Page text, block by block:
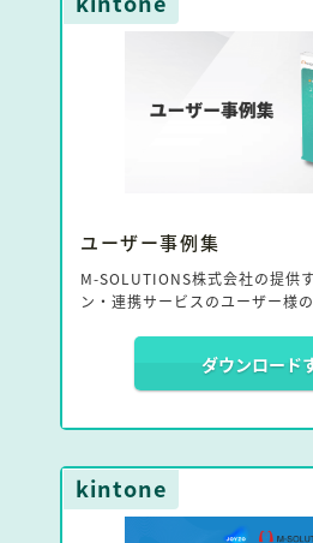
ユーザー事例集
M-SOLUTIONS株式会社の提供
ン・連携サービスのユーザー様の
ダウンロード
kintone